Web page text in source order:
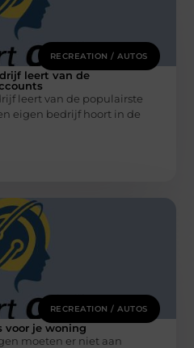
RECREATION / AUTOS
leert van de
leert van de populairste
eigen bedrijf hoort in de
RECREATION / AUTOS
voor je woning
moeten er niet aan